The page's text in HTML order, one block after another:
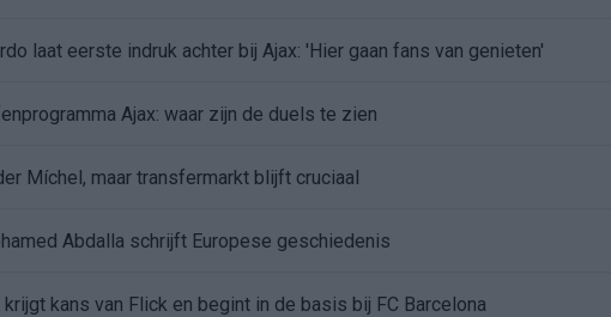
laat eerste indruk achter bij Ajax: 'Hier gaan fans van genieten'
Ajax: waar zijn de duels te zien
Míchel, maar transfermarkt blijft cruciaal
Abdalla schrijft Europese geschiedenis
krijgt kans van Flick en begint in de basis bij FC Barcelona